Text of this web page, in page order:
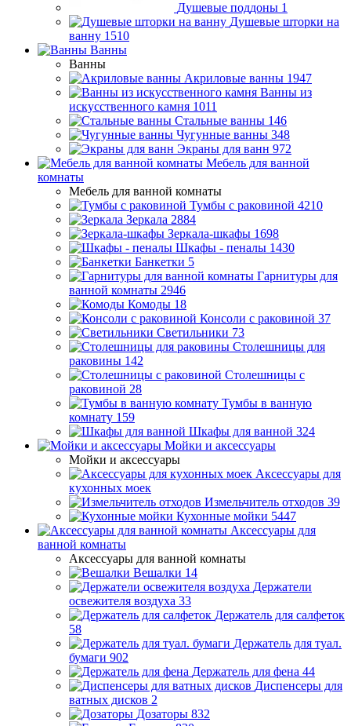
Душевые поддоны 1
Душевые шторки на
ванну 1510
Ванны
Ванны
Акриловые ванны 1947
Ванны из
искусственного камня 1011
Стальные ванны 146
Чугунные ванны 348
Экраны для ванн 972
Мебель для ванной
комнаты
Мебель для ванной комнаты
Тумбы с раковиной 4210
Зеркала 2884
Зеркала-шкафы 1698
Шкафы - пеналы 1430
Банкетки 5
Гарнитуры для
ванной комнаты 2946
Комоды 18
Консоли с раковиной 37
Светильники 73
Столешницы для
раковины 142
Столешницы с
раковиной 28
Тумбы в ванную
комнату 159
Шкафы для ванной 324
Мойки и аксессуары
Мойки и аксессуары
Аксессуары для
кухонных моек
Измельчитель отходов 39
Кухонные мойки 5447
Аксессуары для
ванной комнаты
Аксессуары для ванной комнаты
Вешалки 14
Держатели
освежителя воздуха 33
Держатель для салфеток
58
Держатель для туал.
бумаги 902
Держатель для фена 44
Диспенсеры для
ватных дисков 2
Дозаторы 832